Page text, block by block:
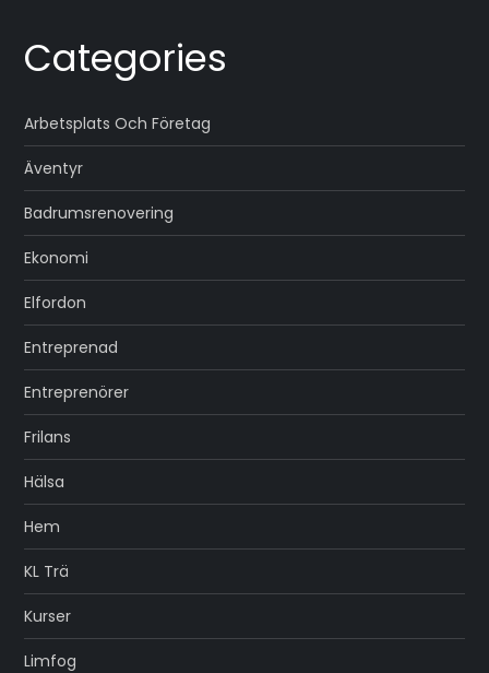
Categories
Arbetsplats Och Företag
Äventyr
Badrumsrenovering
Ekonomi
Elfordon
Entreprenad
Entreprenörer
Frilans
Hälsa
Hem
KL Trä
Kurser
Limfog